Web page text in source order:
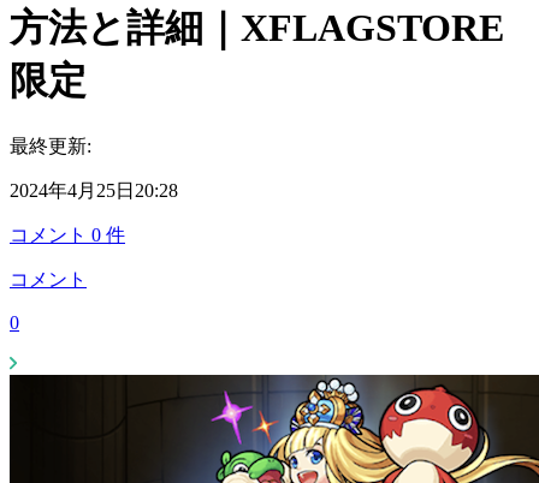
方法と詳細｜XFLAGSTORE
限定
最終更新:
2024年4月25日20:28
コメント 0 件
コメント
0